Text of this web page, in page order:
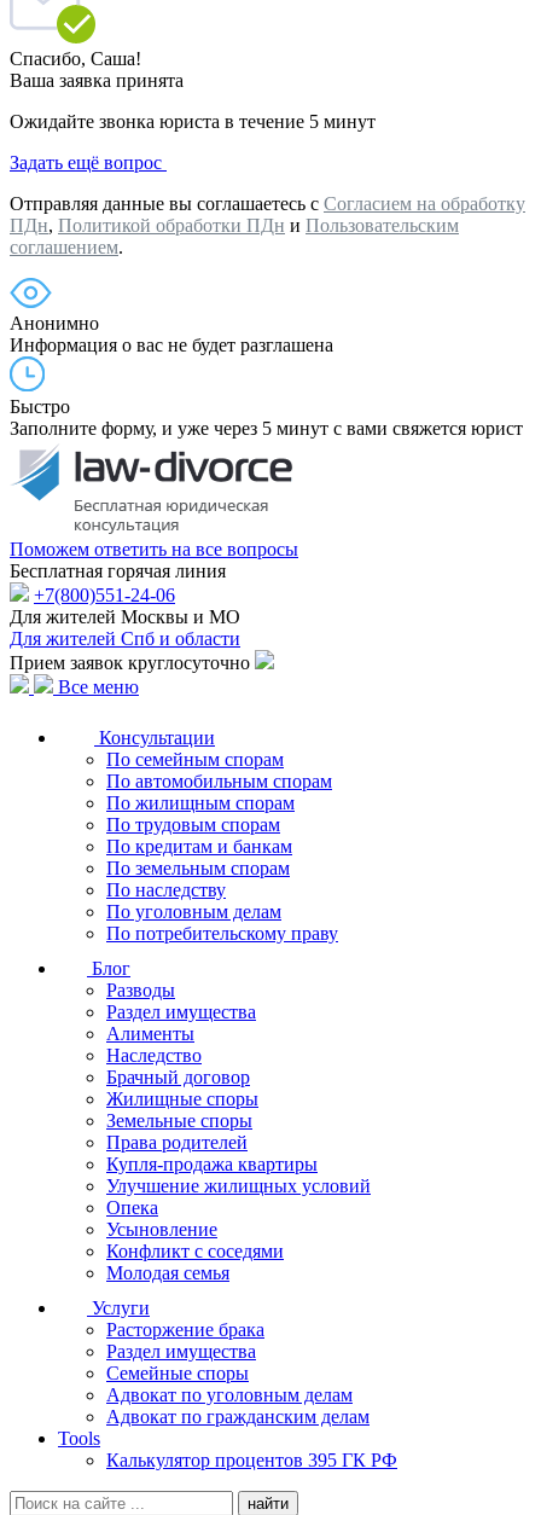
Спасибо, Саша!
Ваша заявка принята
Ожидайте звонка юриста в течение 5 минут
Задать ещё вопрос
Отправляя данные вы соглашаетесь с Согласием на обработку
ПДн, Политикой обработки ПДн и Пользовательским
соглашением.
Анонимно
Информация о вас не будет разглашена
Быстро
Заполните форму, и уже через 5 минут с вами свяжется юрист
Поможем ответить на все вопросы
Бесплатная горячая линия
+7(800)551-24-06
Для жителей Москвы и МО
Для жителей Спб и области
Прием заявок круглосуточно
Все меню
Консультации
По семейным спорам
По автомобильным спорам
По жилищным спорам
По трудовым спорам
По кредитам и банкам
По земельным спорам
По наследству
По уголовным делам
По потребительскому праву
Блог
Разводы
Раздел имущества
Алименты
Наследство
Брачный договор
Жилищные споры
Земельные споры
Права родителей
Купля-продажа квартиры
Улучшение жилищных условий
Опека
Усыновление
Конфликт с соседями
Молодая семья
Услуги
Расторжение брака
Раздел имущества
Семейные споры
Адвокат по уголовным делам
Адвокат по гражданским делам
Tools
Калькулятор процентов 395 ГК РФ